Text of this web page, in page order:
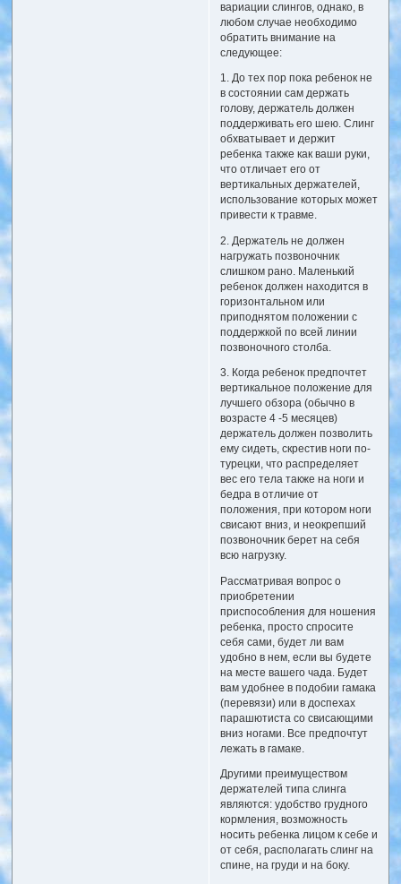
вариации слингов, однако, в
любом случае необходимо
обратить внимание на
следующее:
1. До тех пор пока ребенок не
в состоянии сам держать
голову, держатель должен
поддерживать его шею. Слинг
обхватывает и держит
ребенка также как ваши руки,
что отличает его от
вертикальных держателей,
использование которых может
привести к травме.
2. Держатель не должен
нагружать позвоночник
слишком рано. Маленький
ребенок должен находится в
горизонтальном или
приподнятом положении с
поддержкой по всей линии
позвоночного столба.
3. Когда ребенок предпочтет
вертикальное положение для
лучшего обзора (обычно в
возрасте 4 -5 месяцев)
держатель должен позволить
ему сидеть, скрестив ноги по-
турецки, что распределяет
вес его тела также на ноги и
бедра в отличие от
положения, при котором ноги
свисают вниз, и неокрепший
позвоночник берет на себя
всю нагрузку.
Рассматривая вопрос о
приобретении
приспособления для ношения
ребенка, просто спросите
себя сами, будет ли вам
удобно в нем, если вы будете
на месте вашего чада. Будет
вам удобнее в подобии гамака
(перевязи) или в доспехах
парашютиста со свисающими
вниз ногами. Все предпочтут
лежать в гамаке.
Другими преимуществом
держателей типа слинга
являются: удобство грудного
кормления, возможность
носить ребенка лицом к себе и
от себя, располагать слинг на
спине, на груди и на боку.